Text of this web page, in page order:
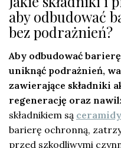
aby odbudować
bez podrażnień?
Aby odbudować
uniknąć podrażnień,
zawierające składniki
regenerację oraz
składnikiem są ceramidy
barierę ochronną,
przed szkodliwymi